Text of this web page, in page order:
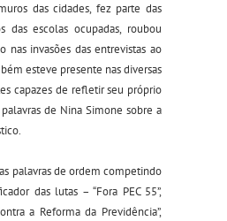
das cidades, fez parte das
das escolas ocupadas, roubou
nas invasões das entrevistas ao
esteve presente nas diversas
capazes de refletir seu próprio
de Nina Simone sobre a
palavras de ordem competindo
das lutas – “Fora PEC 55”,
a Reforma da Previdência”,